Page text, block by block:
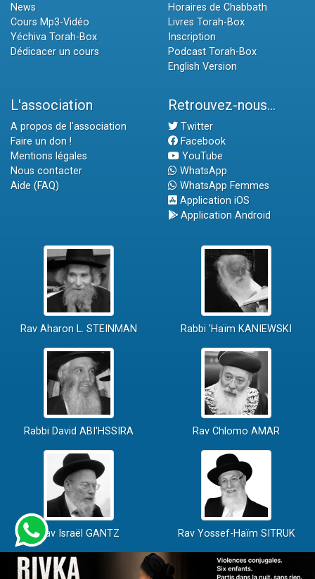
News
Cours Mp3-Vidéo
Yéchiva Torah-Box
Dédicacer un cours
Horaires de Chabbath
Livres Torah-Box
Inscription
Podcast Torah-Box
English Version
L'association
A propos de l'association
Faire un don !
Mentions légales
Nous contacter
Aide (FAQ)
Retrouvez-nous...
Twitter
Facebook
YouTube
WhatsApp
WhatsApp Femmes
Application iOS
Application Android
Rav Aharon L. STEINMAN Rabbi 'Haïm KANIEWSKI
Rabbi David ABI'HSSIRA Rav Chlomo AMAR
Rav Israël GANTZ Rav Yossef-Haïm SITRUK